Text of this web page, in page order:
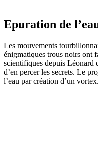
Epuration de
Les mouvements
énigmatiques trous noirs ont
scientifiques depuis Léonard
d’en percer les secrets. Le
l’eau par création d’un vortex.